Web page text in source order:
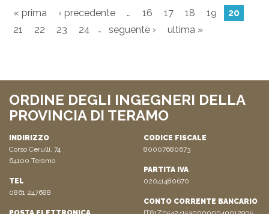
« prima ‹ precedente … 16 17 18 19
20
21
22 23 24 … seguente › ultima »
ORDINE DEGLI INGEGNERI DELLA
PROVINCIA DI TERAMO
INDIRIZZO
Corso Cerulli, 74
64100 Teramo
TEL
0861 247688
CODICE FISCALE
80007680673
PARTITA IVA
02041480670
CONTO CORRENTE BANCARIO